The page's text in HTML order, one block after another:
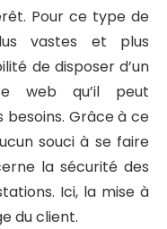
Pour ce type de
vastes et plus
de disposer d’un
web qu’il peut
Grâce à ce
souci à se faire
la sécurité des
Ici, la mise à
du client.